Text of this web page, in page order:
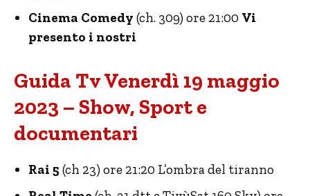
Cinema Comedy (ch. 309) ore 21:00 Vi
presento i nostri
Guida Tv Venerdì 19 maggio
2023 – Show, Sport e
documentari
Rai 5 (ch 23) ore 21:20 L’ombra del tiranno